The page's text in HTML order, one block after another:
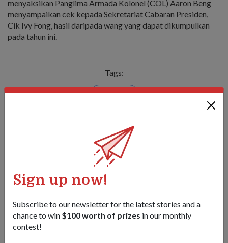
Sign up now!
Subscribe to our newsletter for the latest stories and a
chance to win $100 worth of prizes in our monthly
contest!
menyaksikan Panglima Armada Kolonel (COL) Aaron Beng
menyampaikan cek kepada Sekretariat Cabaran Presiden,
Cik Ivy Fong, hasil daripada wang yang dapat dikumpulkan
pada tahun ini.
Tags:
2019-ops
Share this story:
FacebookTwitter
Send it our way — we might feature it!